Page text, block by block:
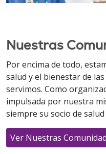
Nuestras
Por encima de todo,
salud y el bienestar de
servimos. Como
impulsada por nuestra
siempre su socio de
Ver Nuestras